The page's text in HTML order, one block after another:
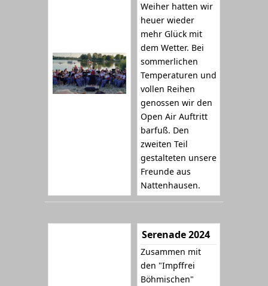
Weiher hatten wir
heuer wieder
mehr Glück mit
dem Wetter. Bei
sommerlichen
Temperaturen und
vollen Reihen
genossen wir den
Open Air Auftritt
barfuß. Den
zweiten Teil
gestalteten unsere
Freunde aus
Nattenhausen.
Serenade 2024
Zusammen mit
den "Impffrei
Böhmischen"